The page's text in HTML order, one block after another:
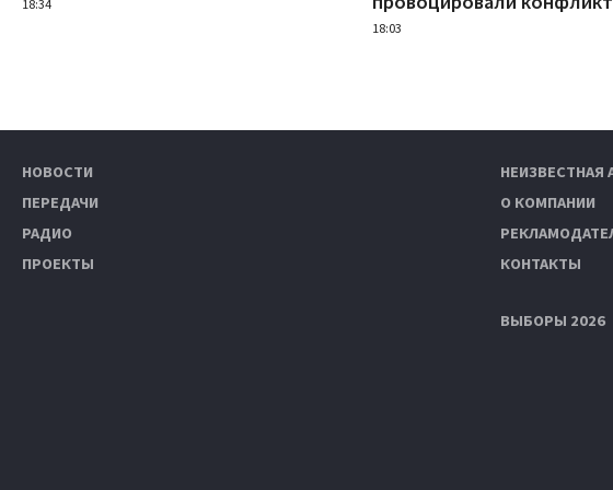
18:34
18:03
НОВОСТИ
ПЕРЕДАЧИ
РАДИО
ПРОЕКТЫ
НЕИЗВЕСТНАЯ
О КОМПАНИИ
КОНТАКТЫ
ВЫБОРЫ 2026